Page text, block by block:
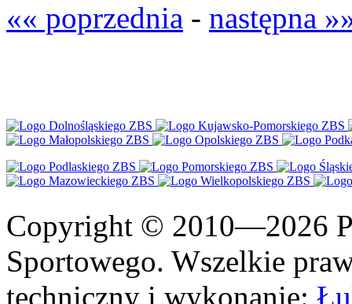
«« poprzednia - następna
Copyright © 2010—2026
Sportowego. Wszelkie
techniczny i wykonanie: